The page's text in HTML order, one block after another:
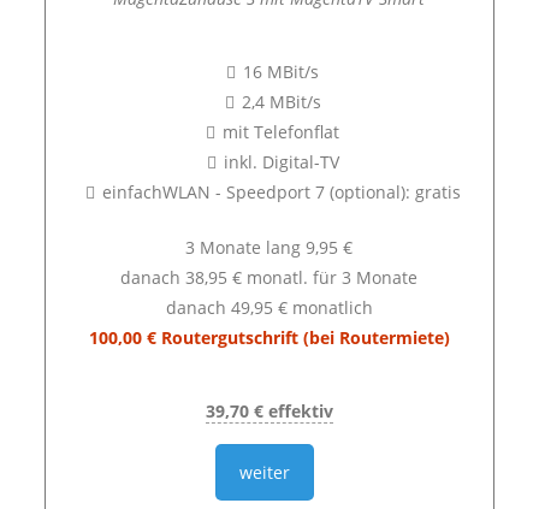
16 MBit/s
2,4 MBit/s
mit Telefonflat
inkl. Digital-TV
einfachWLAN - Speedport 7 (optional): gratis
3 Monate lang 9,95 €
danach 38,95 € monatl. für 3 Monate
danach 49,95 € monatlich
100,00 € Routergutschrift (bei Routermiete)
39,70 € effektiv
weiter